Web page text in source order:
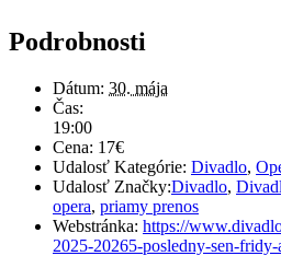
Podrobnosti
Dátum: 30. mája
Čas:
19:00
Cena: 17€
Udalosť Kategórie: Divadlo,
Udalosť Značky:Divadlo,
opera, priamy prenos
Webstránka: https://
2025-20265-posledny-sen-fridy-